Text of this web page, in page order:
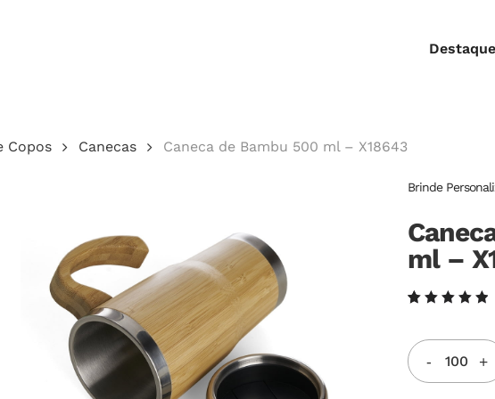
Copos Canecas Caneca de Bambu 500 ml – X18643
Brinde
ml –
5.00de
5, com
baseado
em